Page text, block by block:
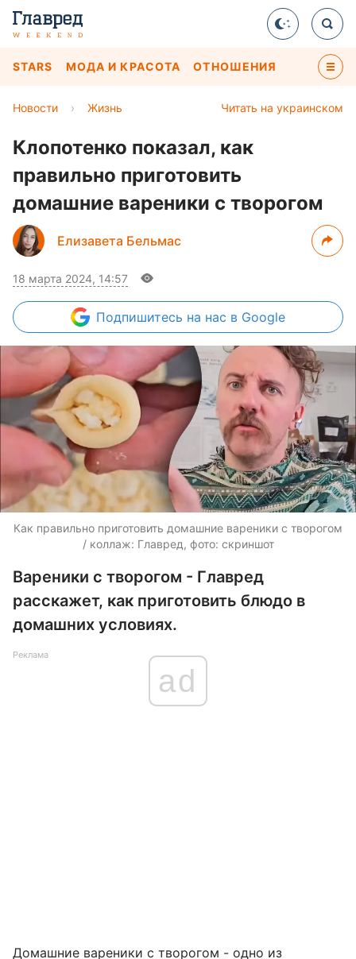
STARS МОДА И КРАСОТА ОТНОШЕНИЯ
Читать на украинском
Новости › Жизнь
Клопотенко показал, как
правильно приготовить
домашние вареники с творогом
Елизавета Бельмас
18 марта 2024, 14:57
Подпишитесь на нас в Google
Как правильно приготовить домашние вареники с творогом
/ коллаж: Главред, фото: скриншот
Вареники с творогом - Главред
расскажет, как приготовить блюдо в
домашних условиях.
Реклама
ad
Домашние вареники с творогом - одно из